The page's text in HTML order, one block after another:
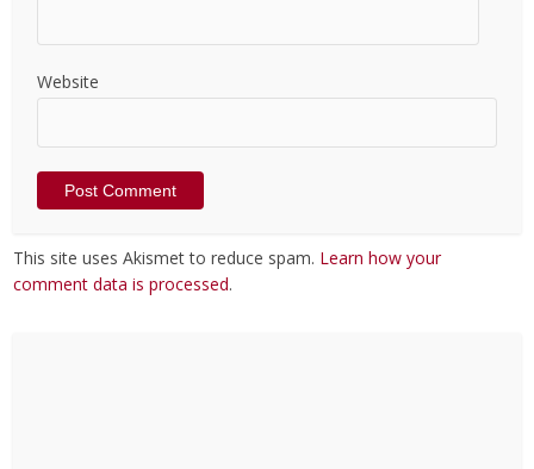
Website
This site uses Akismet to reduce spam. Learn how your
comment data is processed.